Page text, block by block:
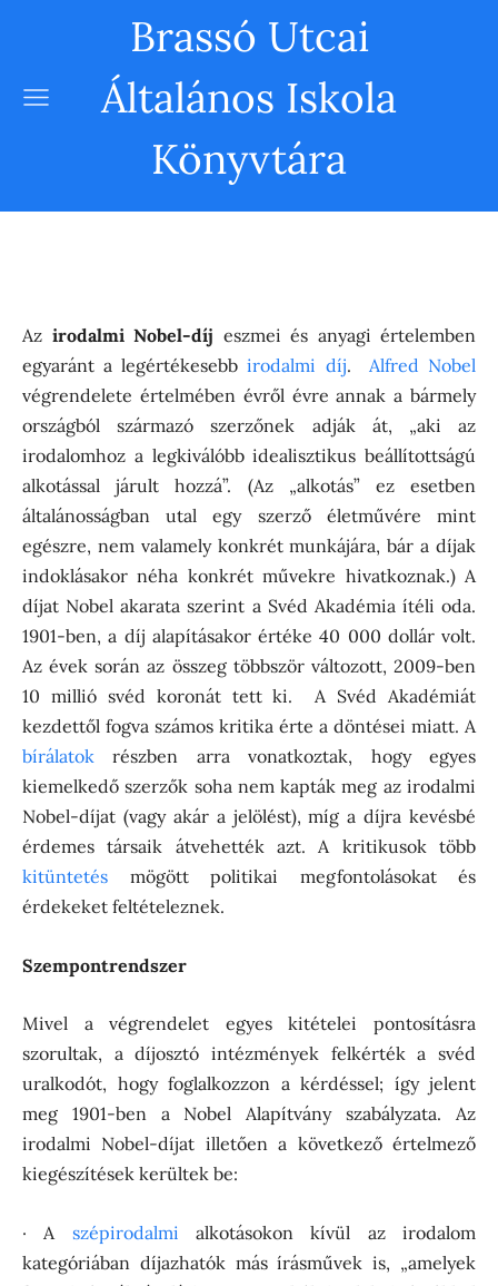
Brassó Utcai
Általános Iskola
Könyvtára
Az irodalmi Nobel-díj eszmei és anyagi értelemben
egyaránt a legértékesebbirodalmi díj. Alfred Nobel
végrendelete értelmében évről évre annak a bármely
országból származó szerzőnek adják át, „aki az
irodalomhoz a legkiválóbb idealisztikus beállítottságú
alkotással járult hozzá”. (Az „alkotás” ez esetben
általánosságban utal egy szerző életművére mint
egészre, nem valamely konkrét munkájára, bár a díjak
indoklásakor néha konkrét művekre hivatkoznak.) A
díjat Nobel akarata szerint a Svéd Akadémia ítéli oda.
1901-ben, a díj alapításakor értéke 40 000 dollár volt.
Az évek során az összeg többször változott, 2009-ben
10 millió svéd koronát tett ki. A Svéd Akadémiát
kezdettől fogva számos kritika érte a döntései miatt. A
bírálatok részben arra vonatkoztak, hogy egyes
kiemelkedő szerzők soha nem kapták meg az irodalmi
Nobel-díjat (vagy akár a jelölést), míg a díjra kevésbé
érdemes társaik átvehették azt. A kritikusok több
kitüntetés mögött politikai megfontolásokat és
érdekeket feltételeznek.
Szempontrendszer
Mivel a végrendelet egyes kitételei pontosításra
szorultak, a díjosztó intézmények felkérték a svéd
uralkodót, hogy foglalkozzon a kérdéssel; így jelent
meg 1901-ben a Nobel Alapítvány szabályzata. Az
irodalmi Nobel-díjat illetően a következő értelmező
kiegészítések kerültek be:
· A szépirodalmi alkotásokon kívül az irodalom
kategóriában díjazhatók más írásművek is, „amelyek